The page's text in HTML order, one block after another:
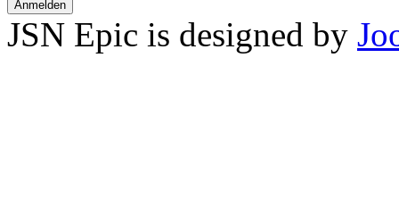
Anmelden
JSN Epic is designed by